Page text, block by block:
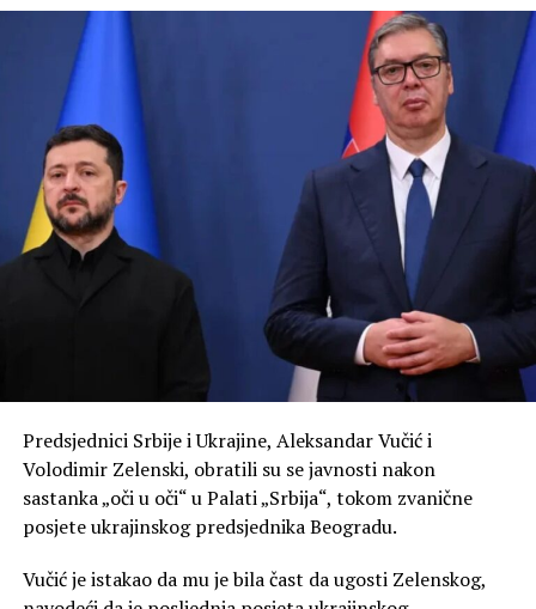
Predsjednici Srbije i Ukrajine, Aleksandar Vučić i
Volodimir Zelenski, obratili su se javnosti nakon
sastanka „oči u oči“ u Palati „Srbija“, tokom zvanične
posjete ukrajinskog predsjednika Beogradu.
Vučić je istakao da mu je bila čast da ugosti Zelenskog,